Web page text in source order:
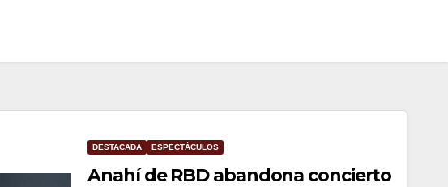
DESTACADA ESPECTÁCULOS
Anahí de RBD abandona concierto